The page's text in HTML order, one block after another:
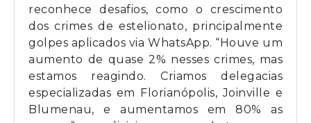
reconhece desafios, como o crescimento
dos crimes de estelionato, principalmente
golpes aplicados via WhatsApp. “Houve um
aumento de quase 2% nesses crimes, mas
estamos reagindo. Criamos delegacias
especializadas em Florianópolis, Joinville e
Blumenau, e aumentamos em 80% as